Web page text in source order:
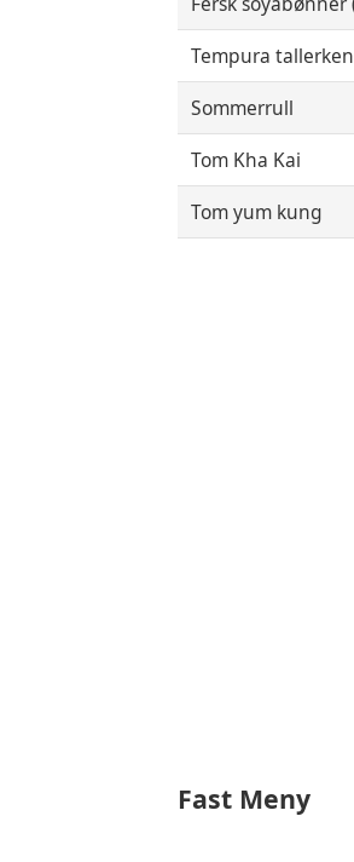
Tempura tallerken
Sommerrull
Tom Kha Kai
Tom yum kung
Fast Meny